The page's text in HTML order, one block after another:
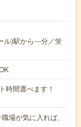
ル)駅から---分／蛍
間選べます！
が気に入れば、